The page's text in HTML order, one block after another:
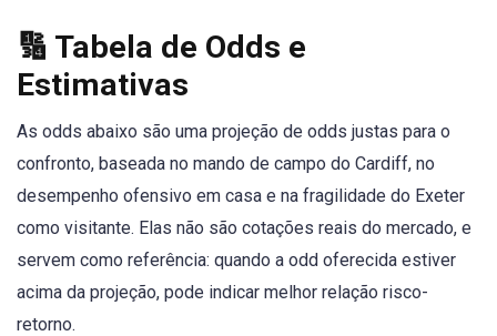
🔢 Tabela de Odds e
Estimativas
As odds abaixo são uma projeção de odds justas para o
confronto, baseada no mando de campo do Cardiff, no
desempenho ofensivo em casa e na fragilidade do Exeter
como visitante. Elas não são cotações reais do mercado, e
servem como referência: quando a odd oferecida estiver
acima da projeção, pode indicar melhor relação risco-
retorno.